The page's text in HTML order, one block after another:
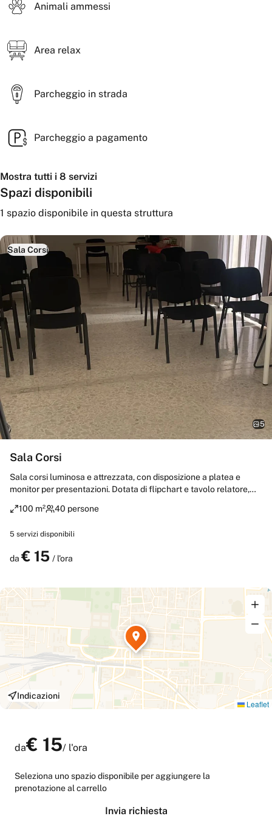
Animali ammessi
Area relax
Parcheggio in strada
Parcheggio a pagamento
Mostra tutti i 8 servizi
Spazi disponibili
1 spazio disponibile in questa struttura
Sala Corsi
5
Sala Corsi
Sala corsi luminosa e attrezzata, con disposizione a platea e
monitor per presentazioni. Dotata di flipchart e tavolo relatore,
ordinato e ideale per formazione, riunioni e workshop.
100 m² 40 persone
5 servizi disponibili
da € 15 / l'ora
Leaflet
Indicazioni
da€ 15/ l'ora
Seleziona uno spazio disponibile per aggiungere la
prenotazione al carrello
Invia richiesta